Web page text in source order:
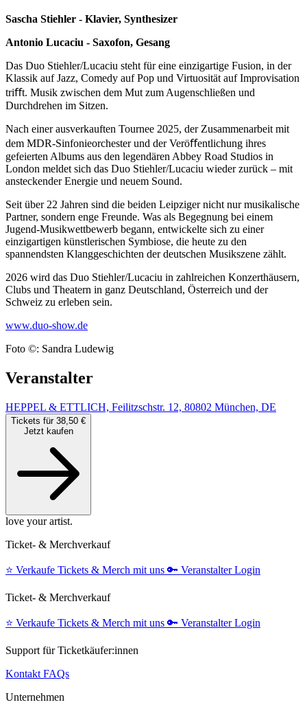
Sascha Stiehler - Klavier, Synthesizer
Antonio Lucaciu - Saxofon, Gesang
Das Duo Stiehler/Lucaciu steht für eine einzigartige Fusion, in der
Klassik auf Jazz, Comedy auf Pop und Virtuosität auf Improvisation
triﬀt. Musik zwischen dem Mut zum Augenschließen und
Durchdrehen im Sitzen.
Nach einer ausverkauften Tournee 2025, der Zusammenarbeit mit
dem MDR-Sinfonieorchester und der Veröﬀentlichung ihres
gefeierten Albums aus den legendären Abbey Road Studios in
London meldet sich das Duo Stiehler/Lucaciu wieder zurück – mit
ansteckender Energie und neuem Sound.
Seit über 22 Jahren sind die beiden Leipziger nicht nur musikalische
Partner, sondern enge Freunde. Was als Begegnung bei einem
Jugend-Musikwettbewerb begann, entwickelte sich zu einer
einzigartigen künstlerischen Symbiose, die heute zu den
spannendsten Klanggeschichten der deutschen Musikszene zählt.
2026 wird das Duo Stiehler/Lucaciu in zahlreichen Konzerthäusern,
Clubs und Theatern in ganz Deutschland, Österreich und der
Schweiz zu erleben sein.
www.duo-show.de
Foto ©: Sandra Ludewig
Veranstalter
HEPPEL & ETTLICH, Feilitzschstr. 12, 80802 München, DE
Tickets für 38,50 €
Jetzt kaufen
love your artist.
Ticket- & Merchverkauf
⭐️ Verkaufe Tickets & Merch mit uns 🔑 Veranstalter Login
Ticket- & Merchverkauf
⭐️ Verkaufe Tickets & Merch mit uns 🔑 Veranstalter Login
Support für Ticketkäufer:innen
Kontakt FAQs
Unternehmen